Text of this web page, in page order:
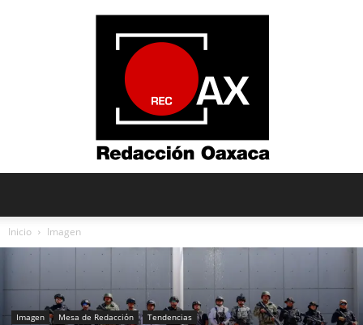
Inicio Imagen
Imagen Mesa de Redacción Tendencias